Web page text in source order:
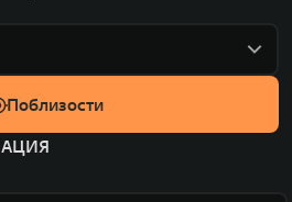
Поблизости